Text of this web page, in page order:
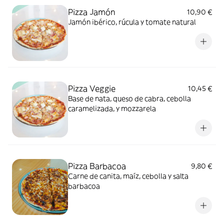
Pizza Jamón
10,90 €
Jamón ibérico, rúcula y tomate natural
Pizza Veggie
10,45 €
Base de nata, queso de cabra, cebolla
caramelizada, y mozzarela
Pizza Barbacoa
9,80 €
Carne de canita, maíz, cebolla y salta
barbacoa